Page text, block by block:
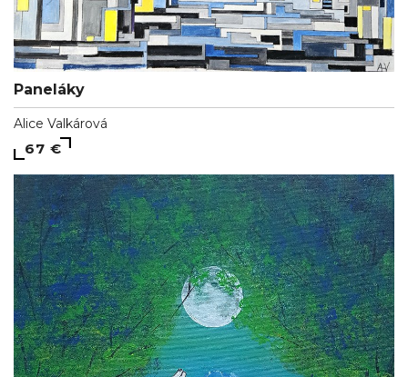
Paneláky
Alice Valkárová
67 €